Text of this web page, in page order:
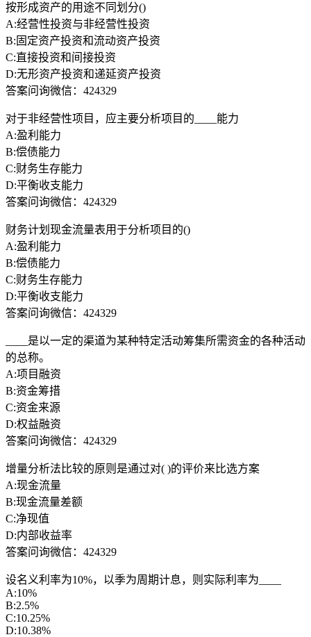
按形成资产的用途不同划分()
A:经营性投资与非经营性投资
B:固定资产投资和流动资产投资
C:直接投资和间接投资
D:无形资产投资和递延资产投资
答案问询微信：424329
对于非经营性项目，应主要分析项目的____能力
A:盈利能力
B:偿债能力
C:财务生存能力
D:平衡收支能力
答案问询微信：424329
财务计划现金流量表用于分析项目的()
A:盈利能力
B:偿债能力
C:财务生存能力
D:平衡收支能力
答案问询微信：424329
____是以一定的渠道为某种特定活动筹集所需资金的各种活动
的总称。
A:项目融资
B:资金筹措
C:资金来源
D:权益融资
答案问询微信：424329
增量分析法比较的原则是通过对( )的评价来比选方案
A:现金流量
B:现金流量差额
C:净现值
D:内部收益率
答案问询微信：424329
设名义利率为10%，以季为周期计息，则实际利率为____
A:10%
B:2.5%
C:10.25%
D:10.38%